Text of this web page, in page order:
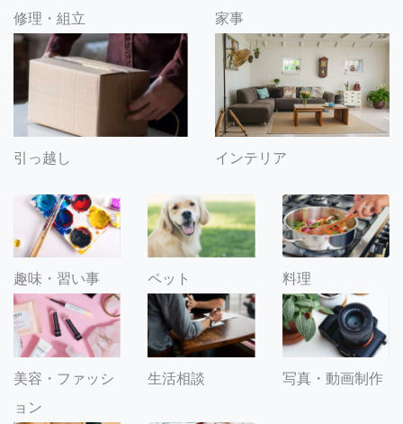
修理・組立 家事
引っ越し インテリア
趣味・習い事 ペット 料理
美容・ファッシ
ョン
生活相談 写真・動画制作